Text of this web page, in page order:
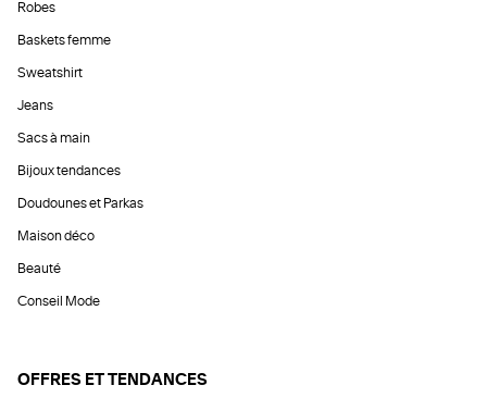
Robes
Baskets femme
Sweatshirt
Jeans
Sacs à main
Bijoux tendances
Doudounes et Parkas
Maison déco
Beauté
Conseil Mode
OFFRES ET TENDANCES